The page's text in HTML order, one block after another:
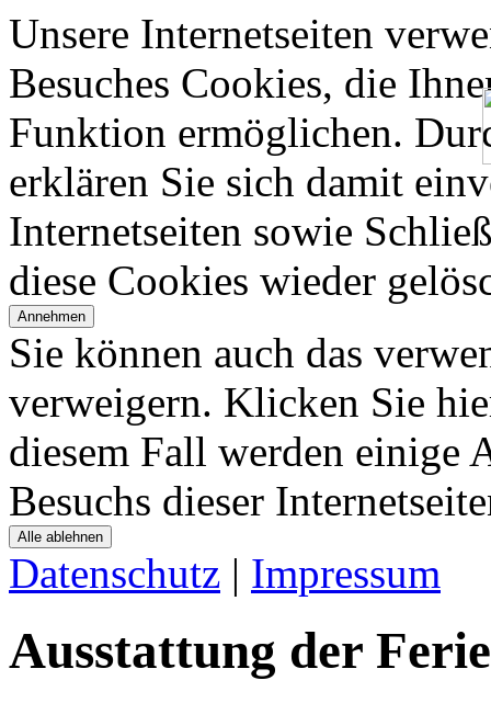
Unsere Internetseiten
Besuches Cookies, die
Funktion ermöglichen.
erklären Sie sich damit
Internetseiten sowie
diese Cookies wieder
Annehmen
Sie können auch das
verweigern. Klicken Sie
diesem Fall werden einige
Besuchs dieser
Alle ablehnen
Datenschutz | Impressum
Ausstattung der